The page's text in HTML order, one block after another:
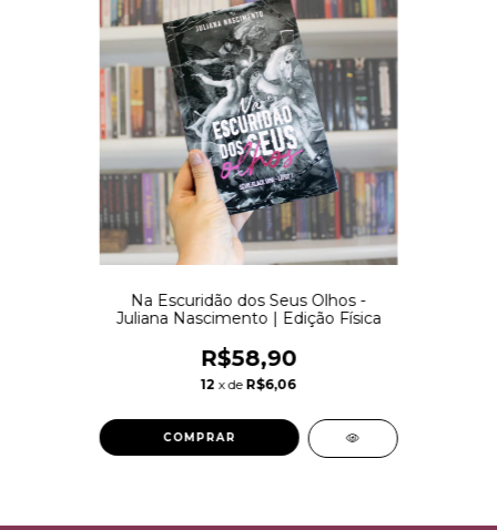
Na Escuridão dos Seus Olhos -
Juliana Nascimento | Edição Física
R$58,90
12 x de R$6,06